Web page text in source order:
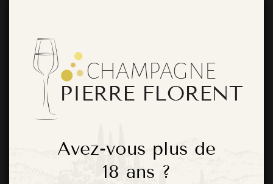
De grandes
choses se
profilent à
l’horizon
Avez-vous plus de
18 ans ?